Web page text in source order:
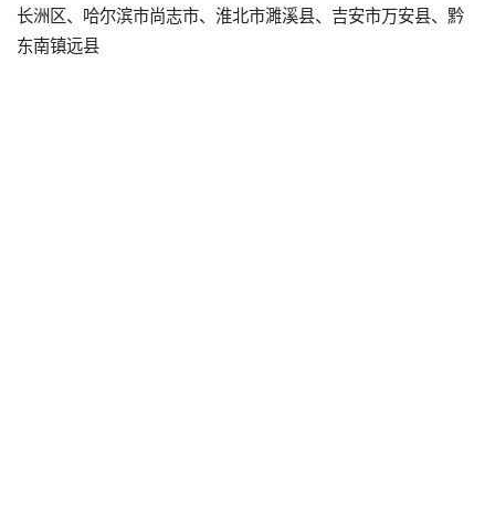
长洲区、哈尔滨市尚志市、淮北市濉溪县、吉安市万安县、黔
东南镇远县